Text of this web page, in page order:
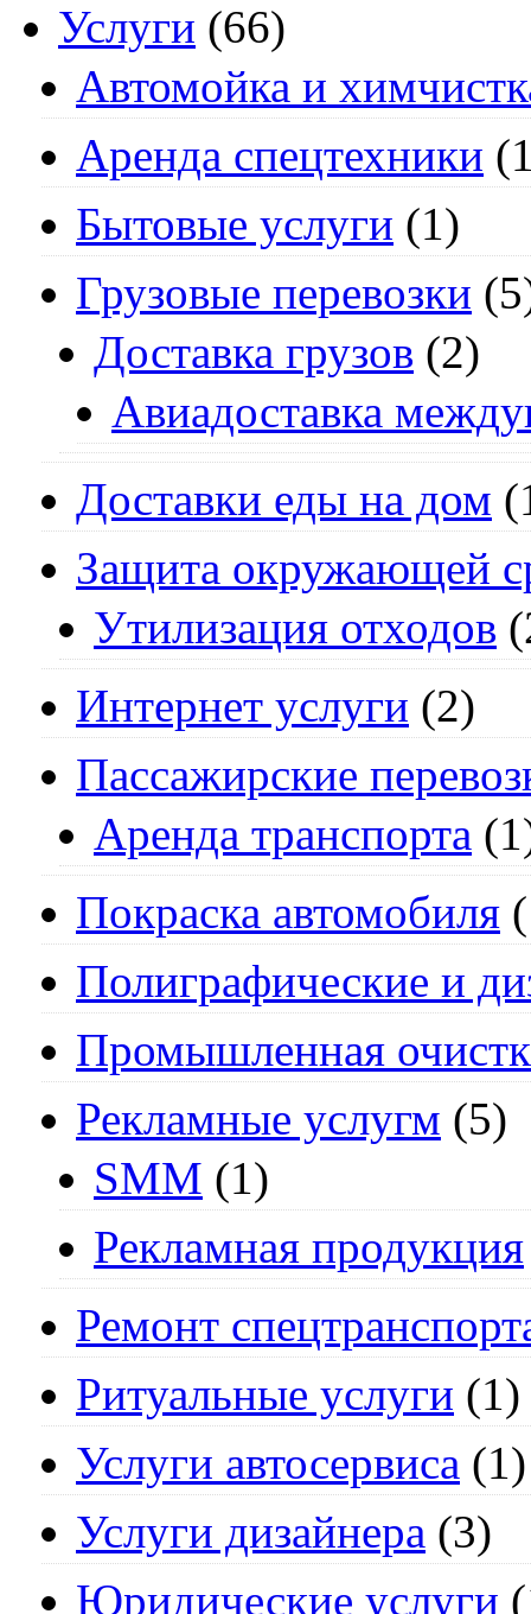
Услуги (66)
Автомойка и
Аренда спецтехники
Бытовые услуги (1)
Грузовые перевозки
Доставка грузов (2)
Авиадоставка
Доставки еды на дом
Защита окружающей
Утилизация отходов
Интернет услуги (2)
Пассажирские
Аренда транспорта
Покраска автомобиля
Полиграфические и
Промышленная
Рекламные услугм (5)
SMM (1)
Рекламная продукция
Ремонт
Ритуальные услуги (1)
Услуги автосервиса (1)
Услуги дизайнера (3)
Юридические услуги